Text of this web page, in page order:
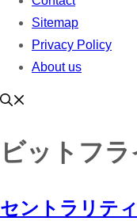
Sitemap
Privacy Policy
About us
ビットフ
セントラリテ